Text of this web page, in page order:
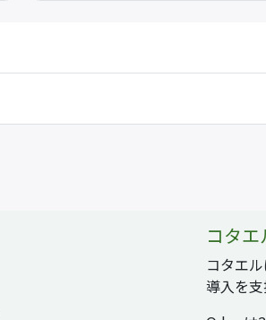
コタ
コタエ
導入を支